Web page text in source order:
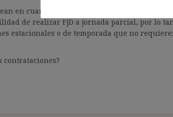
en cuanto a la nueva regulación de los FjD
de realizar FjD a jornada parcial, por lo
estacionales o de temporada que no
contrataciones?